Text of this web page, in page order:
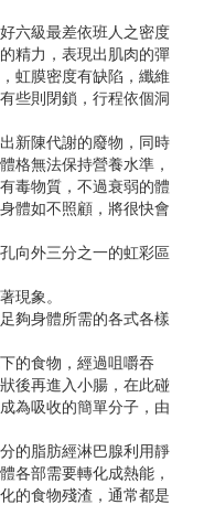
六級最差依班人之密度
精力，表現出肌肉的彈
虹膜密度有缺陷，纖維
些則閉鎖，行程依個洞
新陳代謝的廢物，同時
格無法保持營養水準，
毒物質，不過衰弱的體
體如不照顧，將很快會
向外三分之一的虹彩區
現象。
夠身體所需的各式各樣
的食物，經過咀嚼吞
後再進入小腸，在此碰
為吸收的簡單分子，由
的脂肪經淋巴腺利用靜
各部需要轉化成熱能，
的食物殘渣，通常都是